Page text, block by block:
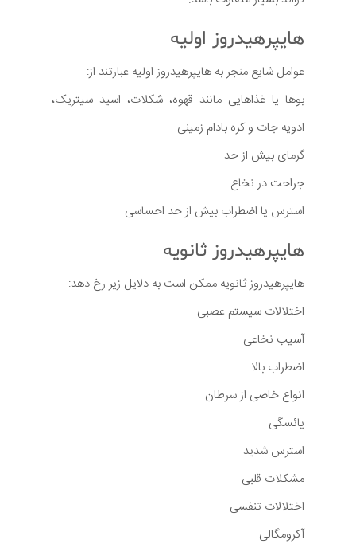
هایپرهیدروز اولیه
عوامل شایع منجر به هایپرهیدروز اولیه عبارتند از:
بوها یا غذاهایی مانند قهوه، شکلات، اسید سیتریک،
ادویه جات و کره بادام زمینی
گرمای بیش از حد
جراحت در نخاع
استرس یا اضطراب بیش از حد احساسی
هایپرهیدروز ثانویه
هایپرهیدروز ثانویه ممکن است به دلایل زیر رخ دهد:
اختلالات سیستم عصبی
آسیب نخاعی
اضطراب بالا
انواع خاصی از سرطان
یائسگی
استرس شدید
مشکلات قلبی
اختلالات تنفسی
آکرومگالی